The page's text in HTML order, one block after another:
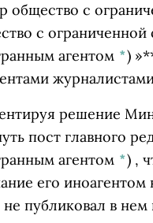
общество с
с ограниченной
агентом *)
решение
пост главного
агентом *) ,
его
не публиковал в